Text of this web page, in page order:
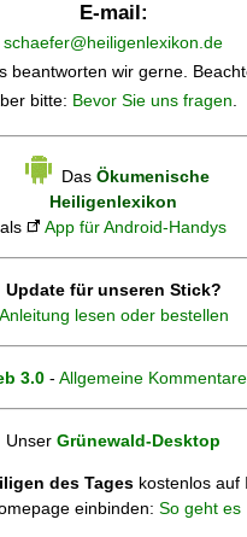
E-mail:
schaefer@heiligenlexikon.de
beantworten wir gerne.
bitte: Bevor Sie uns fragen.
Das Ökumenische
Heiligenlexikon
als
App für Android-Handys
Update für unseren Stick?
Anleitung lesen oder bestellen
3.0 - Allgemeine Kommentare
Unser Grünewald-Desktop
des Tages kostenlos auf
einbinden: So geht es